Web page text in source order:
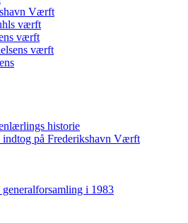
Værft
værft
værft
værft
historie
indtog på Frederikshavn Værft
i 1983